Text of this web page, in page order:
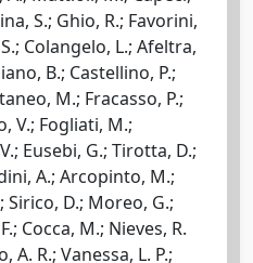
S.; Ghio, R.; Favorini,
Colangelo, L.; Afeltra,
B.; Castellino, P.;
M.; Fracasso, P.;
V.; Fogliati, M.;
Eusebi, G.; Tirotta, D.;
A.; Arcopinto, M.;
Sirico, D.; Moreo, G.;
Cocca, M.; Nieves, R.
A. R.; Vanessa, L. P.;